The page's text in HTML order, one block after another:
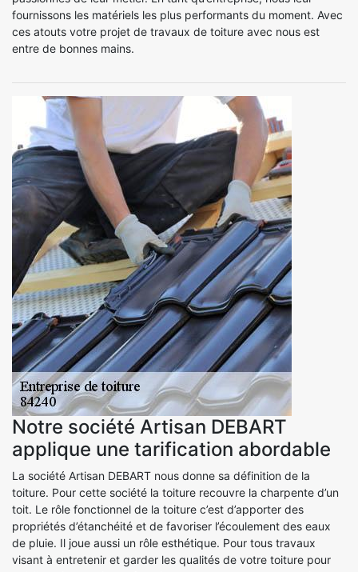
fournissons les matériels les plus performants du moment. Avec
ces atouts votre projet de travaux de toiture avec nous est
entre de bonnes mains.
Notre société Artisan DEBART
applique une tarification abordable
La société Artisan DEBART nous donne sa définition de la
toiture. Pour cette société la toiture recouvre la charpente d’un
toit. Le rôle fonctionnel de la toiture c’est d’apporter des
propriétés d’étanchéité et de favoriser l’écoulement des eaux
de pluie. Il joue aussi un rôle esthétique. Pour tous travaux
visant à entretenir et garder les qualités de votre toiture pour